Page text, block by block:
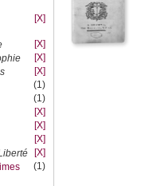
[X]
[X]
[X]
[X]
(1)
(1)
[X]
[X]
[X]
[X]
(1)